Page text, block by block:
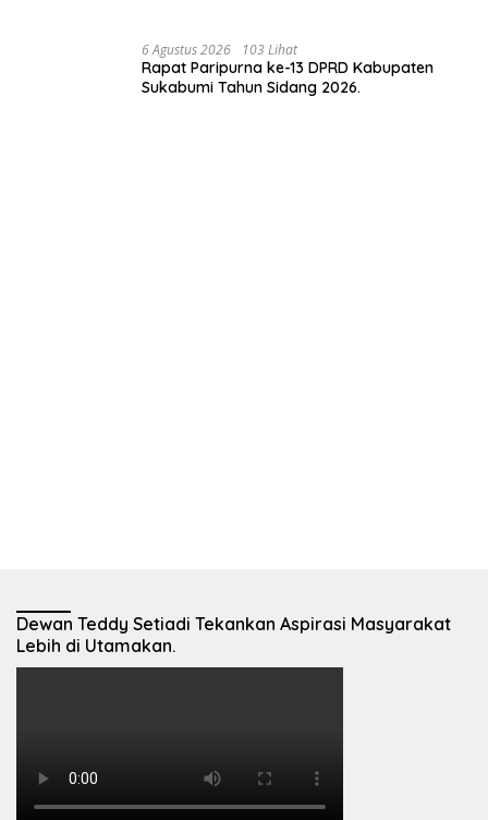
6 Agustus 2026 103 Lihat
Rapat Paripurna ke-13 DPRD Kabupaten
Sukabumi Tahun Sidang 2026.
Dewan Teddy Setiadi Tekankan Aspirasi Masyarakat
Lebih di Utamakan.